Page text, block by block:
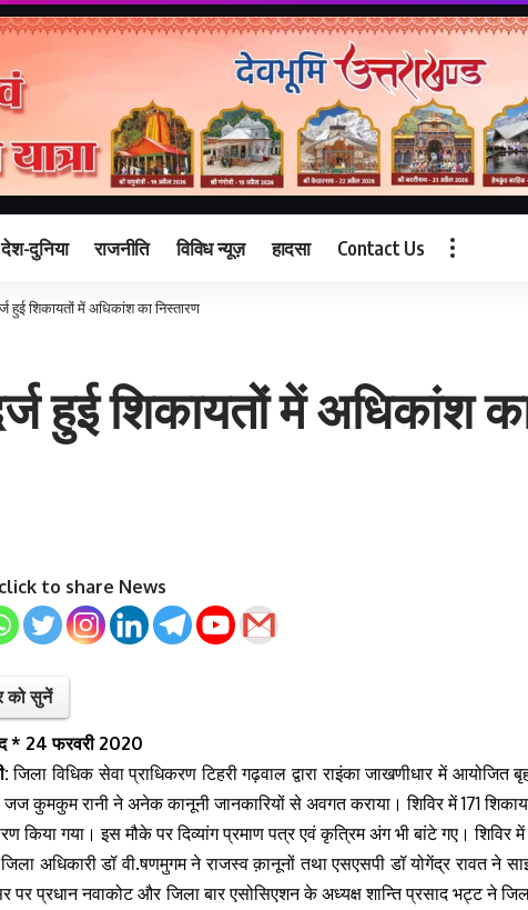
देश-दुनिया राजनीति विविध न्यूज़ हादसा Contact Us
हुई शिकायतों में अधिकांश का निस्तारण
हुई शिकायतों में अधिकांश
to share News
को सुनें
* 24 फरवरी 2020
जिला विधिक सेवा प्राधिकरण टिहरी गढ़वाल द्वारा राइंका जाखणीधार में आयोजित
जज कुमकुम रानी ने अनेक कानूनी जानकारियों से अवगत कराया। शिविर में 171
किया गया। इस मौके पर दिव्यांग प्रमाण पत्र एवं कृत्रिम अंग भी बांटे गए। शिविर
अधिकारी डॉ वी.षणमुगम ने राजस्व क़ानूनों तथा एसएसपी डॉ योगेंद्र रावत ने
पर प्रधान नवाकोट और जिला बार एसोसिएशन के अध्यक्ष शान्ति प्रसाद भट्ट ने